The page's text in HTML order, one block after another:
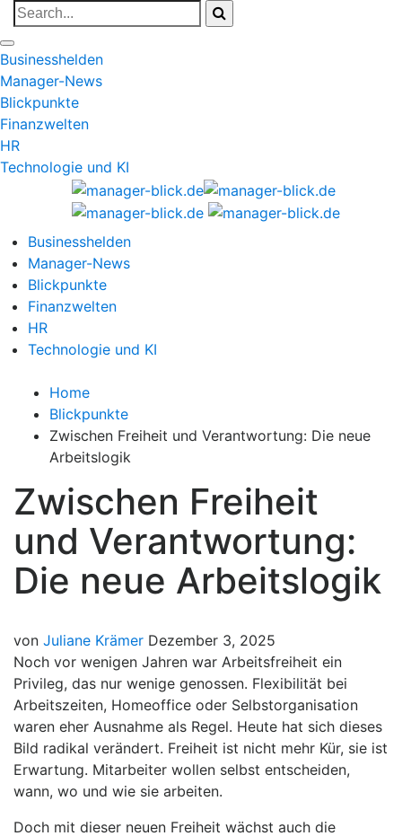
Businesshelden
Manager-News
Blickpunkte
Finanzwelten
HR
Technologie und KI
Businesshelden
Manager-News
Blickpunkte
Finanzwelten
HR
Technologie und KI
Home
Blickpunkte
Zwischen Freiheit und Verantwortung: Die neue
Arbeitslogik
Zwischen Freiheit
und Verantwortung:
Die neue Arbeitslogik
von Juliane Krämer Dezember 3, 2025
Noch vor wenigen Jahren war Arbeitsfreiheit ein
Privileg, das nur wenige genossen. Flexibilität bei
Arbeitszeiten, Homeoffice oder Selbstorganisation
waren eher Ausnahme als Regel. Heute hat sich dieses
Bild radikal verändert. Freiheit ist nicht mehr Kür, sie ist
Erwartung. Mitarbeiter wollen selbst entscheiden,
wann, wo und wie sie arbeiten.
Doch mit dieser neuen Freiheit wächst auch die